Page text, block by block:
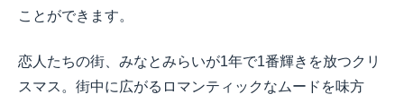
ことができます。
恋人たちの街、みなとみらいが1年で1番輝きを放つクリ
スマス。街中に広がるロマンティックなムードを味方